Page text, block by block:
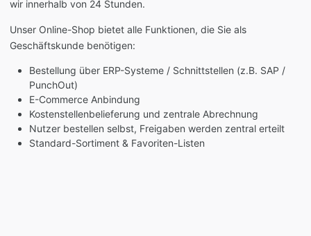
wir innerhalb von 24 Stunden.
Unser Online-Shop bietet alle Funktionen, die Sie als
Geschäftskunde benötigen:
Bestellung über ERP-Systeme / Schnittstellen (z.B. SAP /
PunchOut)
E-Commerce Anbindung
Kostenstellenbelieferung und zentrale Abrechnung
Nutzer bestellen selbst, Freigaben werden zentral erteilt
Standard-Sortiment & Favoriten-Listen